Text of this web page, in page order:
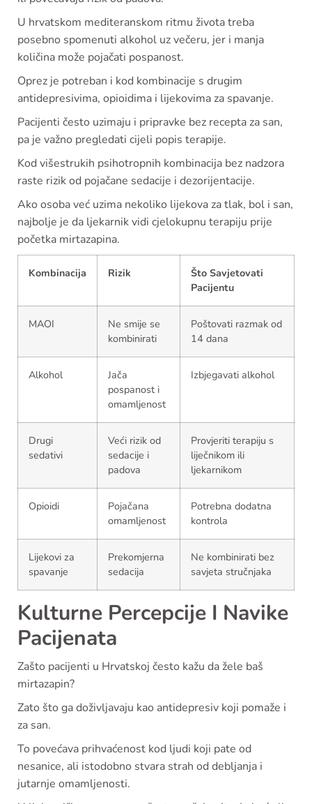
U hrvatskom mediteranskom ritmu života treba
posebno spomenuti alkohol uz večeru, jer i manja
količina može pojačati pospanost.
Oprez je potreban i kod kombinacije s drugim
antidepresivima, opioidima i lijekovima za spavanje.
Pacijenti često uzimaju i pripravke bez recepta za san,
pa je važno pregledati cijeli popis terapije.
Kod višestrukih psihotropnih kombinacija bez nadzora
raste rizik od pojačane sedacije i dezorijentacije.
Ako osoba već uzima nekoliko lijekova za tlak, bol i san,
najbolje je da ljekarnik vidi cjelokupnu terapiju prije
početka mirtazapina.
Kombinacija Rizik
Što Savjetovati
Pacijentu
MAOI
Ne smije se
kombinirati
Poštovati razmak od
14 dana
Alkohol
Jača
pospanost i
omamljenost
Izbjegavati alkohol
Drugi
sedativi
Veći rizik od
sedacije i
padova
Provjeriti terapiju s
liječnikom ili
ljekarnikom
Opioidi
Pojačana
omamljenost
Potrebna dodatna
kontrola
Lijekovi za
spavanje
Prekomjerna
sedacija
Ne kombinirati bez
savjeta stručnjaka
Kulturne Percepcije I Navike
Pacijenata
Zašto pacijenti u Hrvatskoj često kažu da žele baš
mirtazapin?
Zato što ga doživljavaju kao antidepresiv koji pomaže i
za san.
To povećava prihvaćenost kod ljudi koji pate od
nesanice, ali istodobno stvara strah od debljanja i
jutarnje omamljenosti.